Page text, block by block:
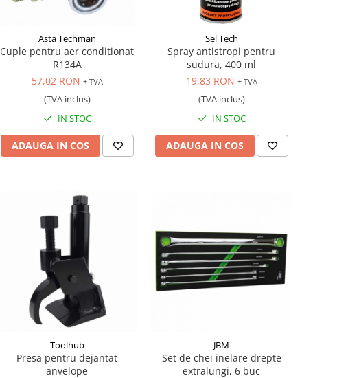
Asta Techman
Cuple pentru aer conditionat
R134A
57,02 RON + TVA
(TVA inclus)
IN STOC
ADAUGA IN COS
Sel Tech
Spray antistropi pentru
sudura, 400 ml
19,83 RON + TVA
(TVA inclus)
IN STOC
ADAUGA IN COS
Toolhub
Presa pentru dejantat
anvelope
JBM
Set de chei inelare drepte
extralungi, 6 buc